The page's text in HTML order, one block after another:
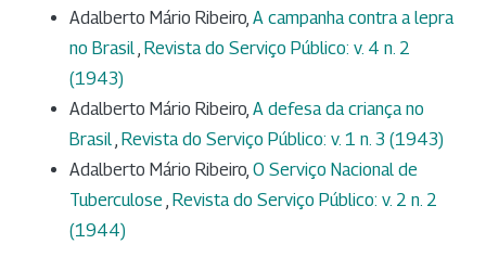
Adalberto Mário Ribeiro, A campanha contra a lepra
no Brasil, Revista do Serviço Público: v. 4 n. 2
(1943)
Adalberto Mário Ribeiro, A defesa da criança no
Brasil, Revista do Serviço Público: v. 1 n. 3 (1943)
Adalberto Mário Ribeiro, O Serviço Nacional de
Tuberculose , Revista do Serviço Público: v. 2 n. 2
(1944)